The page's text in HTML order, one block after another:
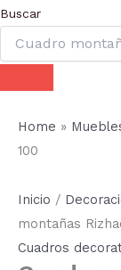
Buscar
Home »
100
Inicio /
montañas
Cuadros